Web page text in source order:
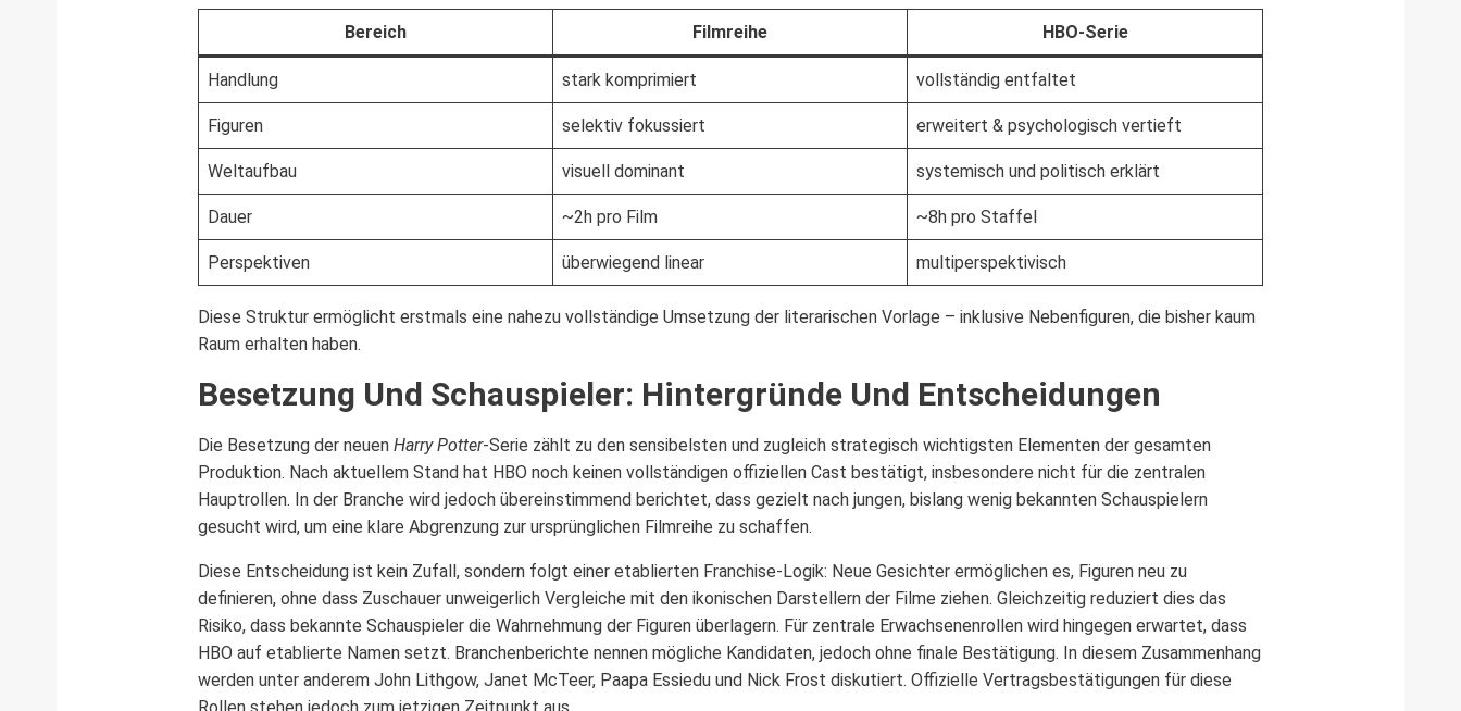
Bereich Filmreihe HBO-Serie
Handlung stark komprimiert vollständig entfaltet
Figuren selektiv fokussiert erweitert & psychologisch vertieft
Weltaufbau visuell dominant systemisch und politisch erklärt
Dauer ~2h pro Film ~8h pro Staffel
Perspektiven überwiegend linear multiperspektivisch
Diese Struktur ermöglicht erstmals eine nahezu vollständige Umsetzung der literarischen Vorlage – inklusive Nebenfiguren, die bisher kaum
Raum erhalten haben.
Besetzung Und Schauspieler: Hintergründe Und Entscheidungen
Die Besetzung der neuen Harry Potter-Serie zählt zu den sensibelsten und zugleich strategisch wichtigsten Elementen der gesamten
Produktion. Nach aktuellem Stand hat HBO noch keinen vollständigen offiziellen Cast bestätigt, insbesondere nicht für die zentralen
Hauptrollen. In der Branche wird jedoch übereinstimmend berichtet, dass gezielt nach jungen, bislang wenig bekannten Schauspielern
gesucht wird, um eine klare Abgrenzung zur ursprünglichen Filmreihe zu schaffen.
Diese Entscheidung ist kein Zufall, sondern folgt einer etablierten Franchise-Logik: Neue Gesichter ermöglichen es, Figuren neu zu
definieren, ohne dass Zuschauer unweigerlich Vergleiche mit den ikonischen Darstellern der Filme ziehen. Gleichzeitig reduziert dies das
Risiko, dass bekannte Schauspieler die Wahrnehmung der Figuren überlagern. Für zentrale Erwachsenenrollen wird hingegen erwartet, dass
HBO auf etablierte Namen setzt. Branchenberichte nennen mögliche Kandidaten, jedoch ohne finale Bestätigung. In diesem Zusammenhang
werden unter anderem John Lithgow, Janet McTeer, Paapa Essiedu und Nick Frost diskutiert. Offizielle Vertragsbestätigungen für diese
Rollen stehen jedoch zum jetzigen Zeitpunkt aus.